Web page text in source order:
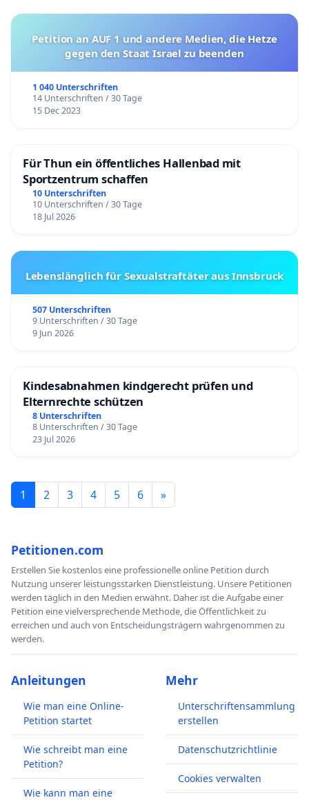
Petition an AUF 1 und andere Medien, die Hetze
gegen den Staat Israel zu beenden
1 040 Unterschriften
14 Unterschriften / 30 Tage
15 Dec 2023
Für Thun ein öffentliches Hallenbad mit
Sportzentrum schaffen
10 Unterschriften
10 Unterschriften / 30 Tage
18 Jul 2026
Lebenslänglich für Sexualstraftäter aus Innsbruck
507 Unterschriften
9 Unterschriften / 30 Tage
9 Jun 2026
Kindesabnahmen kindgerecht prüfen und
Elternrechte schützen
8 Unterschriften
8 Unterschriften / 30 Tage
23 Jul 2026
1 2 3 4 5 6 »
Petitionen.com
Erstellen Sie kostenlos eine professionelle online Petition durch
Nutzung unserer leistungsstarken Dienstleistung. Unsere Petitionen
werden täglich in den Medien erwähnt. Daher ist die Aufgabe einer
Petition eine vielversprechende Methode, die Öffentlichkeit zu
erreichen und auch von Entscheidungsträgern wahrgenommen zu
werden.
Anleitungen
Wie man eine Online-
Petition startet
Wie schreibt man eine
Petition?
Wie kann man eine
Mehr
Unterschriftensammlung
erstellen
Datenschutzrichtlinie
Cookies verwalten